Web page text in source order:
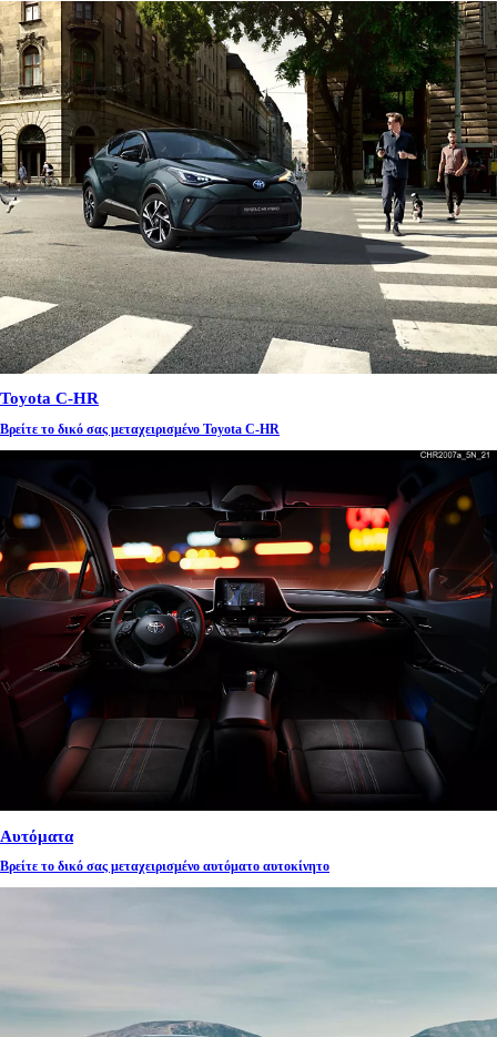
Toyota C-HR
Βρείτε το δικό σας μεταχειρισμένο Toyota C-HR
Αυτόματα
Βρείτε το δικό σας μεταχειρισμένο αυτόματο αυτοκίνητο